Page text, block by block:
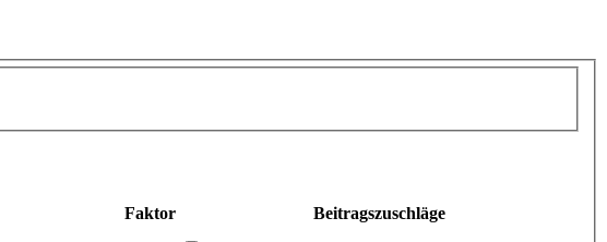
Faktor Beitragszuschläge